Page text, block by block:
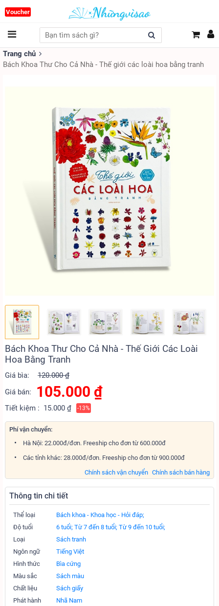
Voucher
Trang chủ
Bách Khoa Thư Cho Cả Nhà - Thế giới các loài hoa bằng tranh
Bách Khoa Thư Cho Cả Nhà - Thế Giới Các Loài
Hoa Bằng Tranh
Giá bìa:
120.000 ₫
Giá bán:
105.000 ₫
Tiết kiệm : 15.000 ₫ -13%
Phí vận chuyển:
Hà Nội: 22.000đ/đơn. Freeship cho đơn từ 600.000đ
Các tỉnh khác: 28.000đ/đơn. Freeship cho đơn từ 900.000đ
Chính sách bán hàng
Chính sách vận chuyển
Thông tin chi tiết
Thể loại
Bách khoa - Khoa học - Hỏi đáp;
Độ tuổi
6 tuổi; Từ 7 đến 8 tuổi; Từ 9 đến 10 tuổi;
Loại
Sách tranh
Ngôn ngữ
Tiếng Việt
Hình thức
Bìa cứng
Màu sắc
Sách màu
Chất liệu
Sách giấy
Phát hành
Nhã Nam